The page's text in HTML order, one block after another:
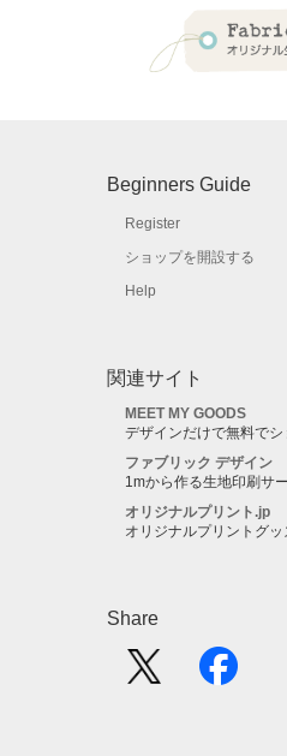
Beginners Guide
Register
ショップを開設する
Help
関連サイト
MEET MY GOODS
デザインだけで無料で
ファブリック デザイン
1mから作る生地印刷サ
オリジナルプリント.jp
オリジナルプリントグッ
Share